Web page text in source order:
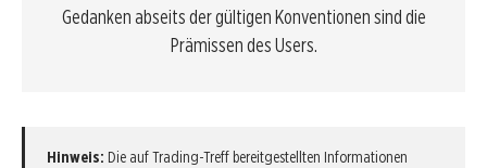
Gedanken abseits der gültigen Konventionen sind die
Prämissen des Users.
Hinweis: Die auf Trading-Treff bereitgestellten Informationen